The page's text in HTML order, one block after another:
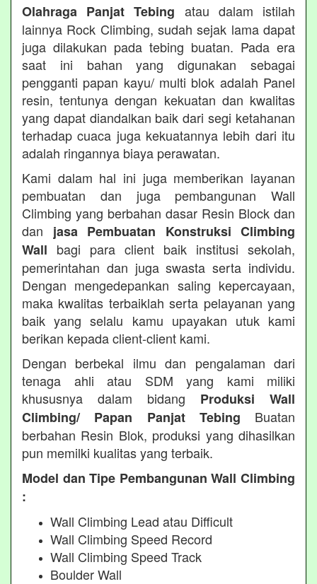
Olahraga Panjat Tebing atau dalam istilah
lainnya Rock Climbing, sudah sejak lama dapat
juga dilakukan pada tebing buatan. Pada era
saat ini bahan yang digunakan sebagai
pengganti papan kayu/ multi blok adalah Panel
resin, tentunya dengan kekuatan dan kwalitas
yang dapat diandalkan baik dari segi ketahanan
terhadap cuaca juga kekuatannya lebih dari itu
adalah ringannya biaya perawatan.
Kami dalam hal ini juga memberikan layanan
pembuatan dan juga pembangunan Wall
Climbing yang berbahan dasar Resin Block dan
dan jasa Pembuatan Konstruksi Climbing
Wall bagi para client baik institusi sekolah,
pemerintahan dan juga swasta serta individu.
Dengan mengedepankan saling kepercayaan,
maka kwalitas terbaiklah serta pelayanan yang
baik yang selalu kamu upayakan utuk kami
berikan kepada client-client kami.
Dengan berbekal ilmu dan pengalaman dari
tenaga ahli atau SDM yang kami miliki
khususnya dalam bidang Produksi Wall
Climbing/ Papan Panjat Tebing Buatan
berbahan Resin Blok, produksi yang dihasilkan
pun memilki kualitas yang terbaik.
Model dan Tipe Pembangunan Wall Climbing
:
Wall Climbing Lead atau Difficult
Wall Climbing Speed Record
Wall Climbing Speed Track
Boulder Wall